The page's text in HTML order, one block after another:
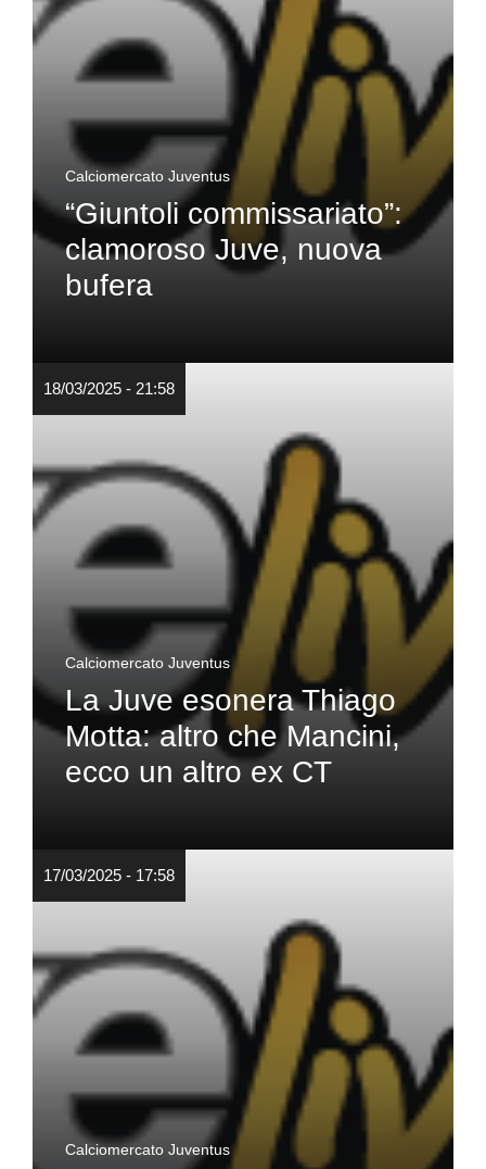
Calciomercato Juventus
“Giuntoli commissariato”:
clamoroso Juve, nuova
bufera
18/03/2025 - 21:58
Calciomercato Juventus
La Juve esonera Thiago
Motta: altro che Mancini,
ecco un altro ex CT
17/03/2025 - 17:58
Calciomercato Juventus